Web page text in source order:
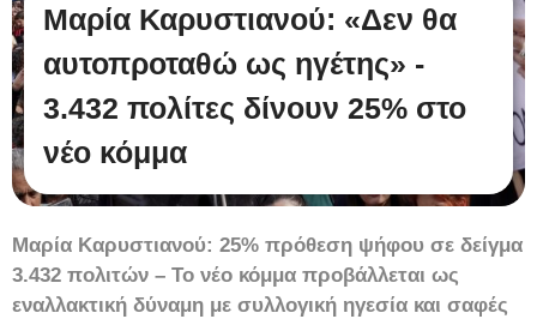
Μαρία Καρυστιανού: «Δεν θα
αυτοπροταθώ ως ηγέτης» -
3.432 πολίτες δίνουν 25% στο
νέο κόμμα
Μαρία Καρυστιανού: 25% πρόθεση ψήφου σε δείγμα
3.432 πολιτών – Το νέο κόμμα προβάλλεται ως
εναλλακτική δύναμη με συλλογική ηγεσία και σαφές